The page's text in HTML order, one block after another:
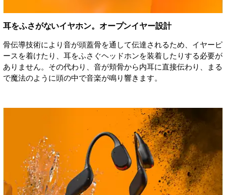
耳をふさがないイヤホン。オープンイヤー設計
骨伝導技術により音が頭蓋骨を通して伝達されるため、イヤーピ
ースを着けたり、耳をふさぐヘッドホンを装着したりする必要が
ありません。その代わり、音が頬骨から内耳に直接伝わり、まる
で魔法のように頭の中で音楽が鳴り響きます。